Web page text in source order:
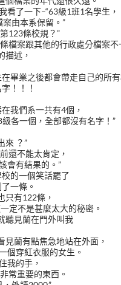
看了一下–“63級1班1名學生，
由本系保留。”
123條校規？”
檔案跟其他的行政處分檔案不
描述，
畢業之後都會帶走自己的所
！！！
我們系一共有4個，
各一個，全部都沒有名字！”
來 ？”
還不能太肯定，
會有結果的。”
的一個笑話罷了
一條。
只有122條，
定不是甚麼太大的秘密。
聽見蘭在門外叫我
蘭有點焦急地站在外面，
個穿紅衣服的女生。
我的手，
常重要的東西。